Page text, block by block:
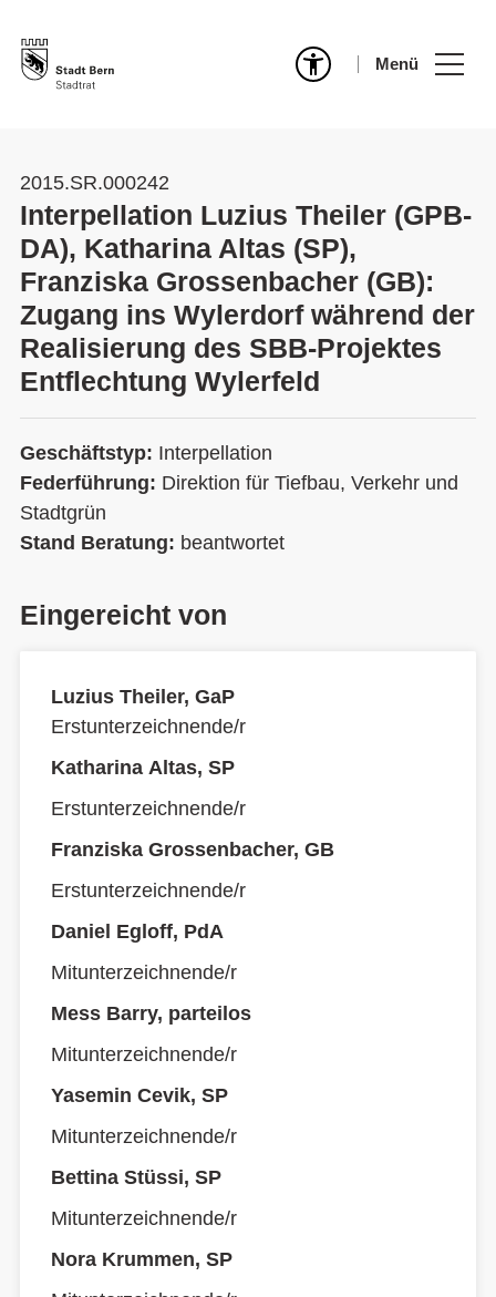
Menü
2015.SR.000242
Interpellation Luzius Theiler (GPB-
DA), Katharina Altas (SP),
Franziska Grossenbacher (GB):
Zugang ins Wylerdorf während der
Realisierung des SBB-Projektes
Entflechtung Wylerfeld
Geschäftstyp: Interpellation
Federführung: Direktion für Tiefbau, Verkehr und
Stadtgrün
Stand Beratung: beantwortet
Eingereicht von
Luzius Theiler, GaP
Erstunterzeichnende/r
Katharina Altas, SP
Erstunterzeichnende/r
Franziska Grossenbacher, GB
Erstunterzeichnende/r
Daniel Egloff, PdA
Mitunterzeichnende/r
Mess Barry, parteilos
Mitunterzeichnende/r
Yasemin Cevik, SP
Mitunterzeichnende/r
Bettina Stüssi, SP
Mitunterzeichnende/r
Nora Krummen, SP